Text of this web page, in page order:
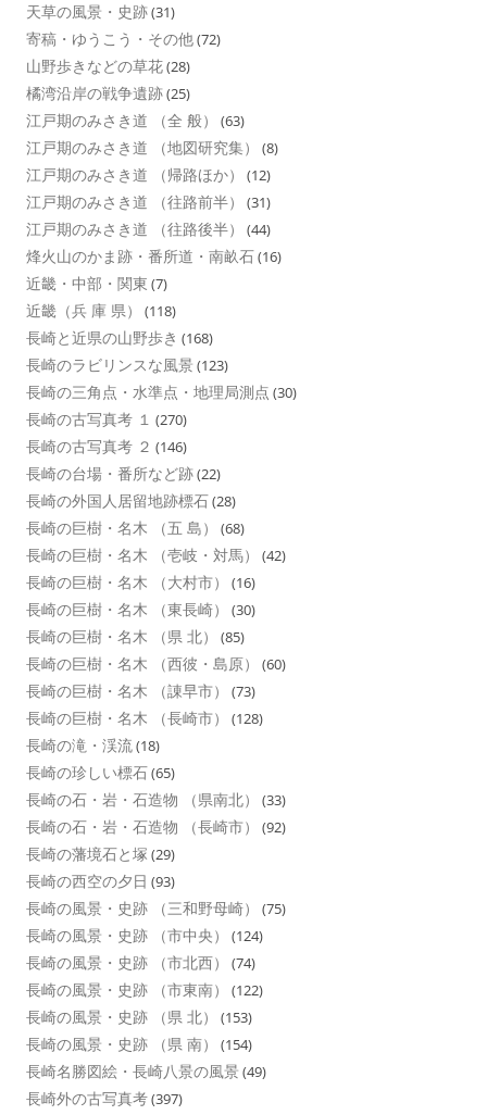
天草の風景・史跡(31)
寄稿・ゆうこう・その他(72)
山野歩きなどの草花(28)
橘湾沿岸の戦争遺跡(25)
江戸期のみさき道 （全 般） (63)
江戸期のみさき道 （地図研究集） (8)
江戸期のみさき道 （帰路ほか） (12)
江戸期のみさき道 （往路前半） (31)
江戸期のみさき道 （往路後半） (44)
烽火山のかま跡・番所道・南畝石(16)
近畿・中部・関東 (7)
近畿（兵 庫 県） (118)
長崎と近県の山野歩き (168)
長崎のラビリンスな風景 (123)
長崎の三角点・水準点・地理局測点 (30)
長崎の古写真考 １ (270)
長崎の古写真考 ２ (146)
長崎の台場・番所など跡(22)
長崎の外国人居留地跡標石(28)
長崎の巨樹・名木 （五 島） (68)
長崎の巨樹・名木 （壱岐・対馬） (42)
長崎の巨樹・名木 （大村市） (16)
長崎の巨樹・名木 （東長崎） (30)
長崎の巨樹・名木 （県 北） (85)
長崎の巨樹・名木 （西彼・島原） (60)
長崎の巨樹・名木 （諌早市） (73)
長崎の巨樹・名木 （長崎市） (128)
長崎の滝・渓流(18)
長崎の珍しい標石(65)
長崎の石・岩・石造物 （県南北） (33)
長崎の石・岩・石造物 （長崎市） (92)
長崎の藩境石と塚 (29)
長崎の西空の夕日 (93)
長崎の風景・史跡 （三和野母崎） (75)
長崎の風景・史跡 （市中央） (124)
長崎の風景・史跡 （市北西） (74)
長崎の風景・史跡 （市東南） (122)
長崎の風景・史跡 （県 北） (153)
長崎の風景・史跡 （県 南） (154)
長崎名勝図絵・長崎八景の風景 (49)
長崎外の古写真考(397)